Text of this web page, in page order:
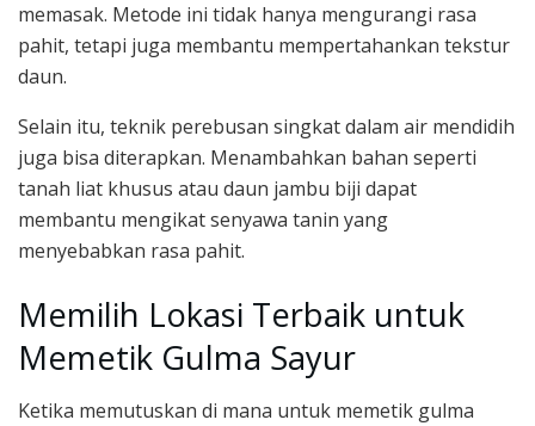
memasak. Metode ini tidak hanya mengurangi rasa
pahit, tetapi juga membantu mempertahankan tekstur
daun.
Selain itu, teknik perebusan singkat dalam air mendidih
juga bisa diterapkan. Menambahkan bahan seperti
tanah liat khusus atau daun jambu biji dapat
membantu mengikat senyawa tanin yang
menyebabkan rasa pahit.
Memilih Lokasi Terbaik untuk
Memetik Gulma Sayur
Ketika memutuskan di mana untuk memetik gulma